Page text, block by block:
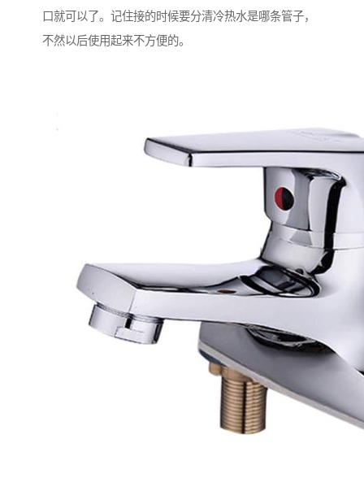
口就可以了。记住接的时候要分清冷热水是哪条管子，
不然以后使用起来不方便的。